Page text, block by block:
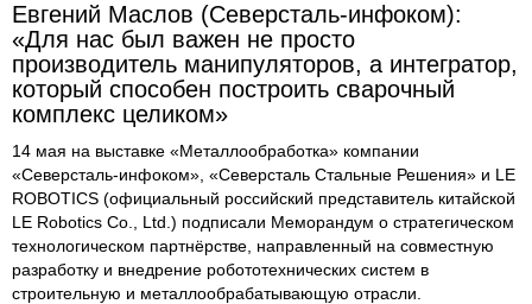
Евгений Маслов (Северсталь-инфоком):
«Для нас был важен не просто
производитель манипуляторов, а интегратор,
который способен построить сварочный
комплекс целиком»
14 мая на выставке «Металлообработка» компании
«Северсталь-инфоком», «Северсталь Стальные Решения» и LE
ROBOTICS (официальный российский представитель китайской
LE Robotics Co., Ltd.) подписали Меморандум о стратегическом
технологическом партнёрстве, направленный на совместную
разработку и внедрение робототехнических систем в
строительную и металлообрабатывающую отрасли.